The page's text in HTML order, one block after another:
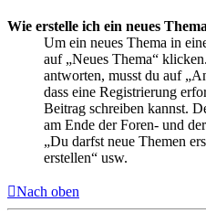
Wie erstelle ich ein neues
Um ein neues Thema in
auf „Neues Thema“
antworten, musst du auf
dass eine Registrierung
Beitrag schreiben kannst.
am Ende der Foren- und
„Du darfst neue Themen
erstellen“ usw.
Nach oben